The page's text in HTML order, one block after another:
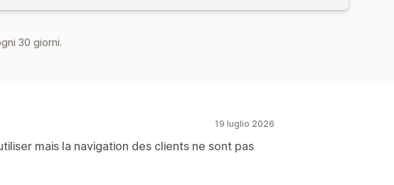
30 giorni.
19 luglio 2026
mais la navigation des clients ne sont pas